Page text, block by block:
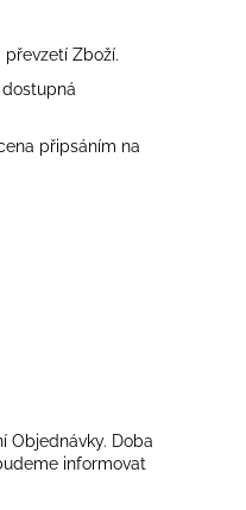
Zboží.
připsáním na
Objednávky. Doba
informovat